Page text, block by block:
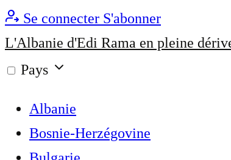
Se connecter S'abonner
L'Albanie d'Edi Rama en pleine
Pays
Albanie
Bosnie-Herzégovine